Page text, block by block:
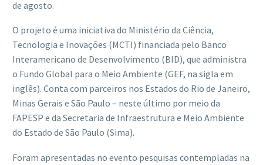
de agosto.
O projeto é uma iniciativa do Ministério da Ciência,
Tecnologia e Inovações (MCTI) financiada pelo Banco
Interamericano de Desenvolvimento (BID), que administra
o Fundo Global para o Meio Ambiente (GEF, na sigla em
inglês). Conta com parceiros nos Estados do Rio de Janeiro,
Minas Gerais e São Paulo – neste último por meio da
FAPESP e da Secretaria de Infraestrutura e Meio Ambiente
do Estado de São Paulo (Sima).
Foram apresentadas no evento pesquisas contempladas na